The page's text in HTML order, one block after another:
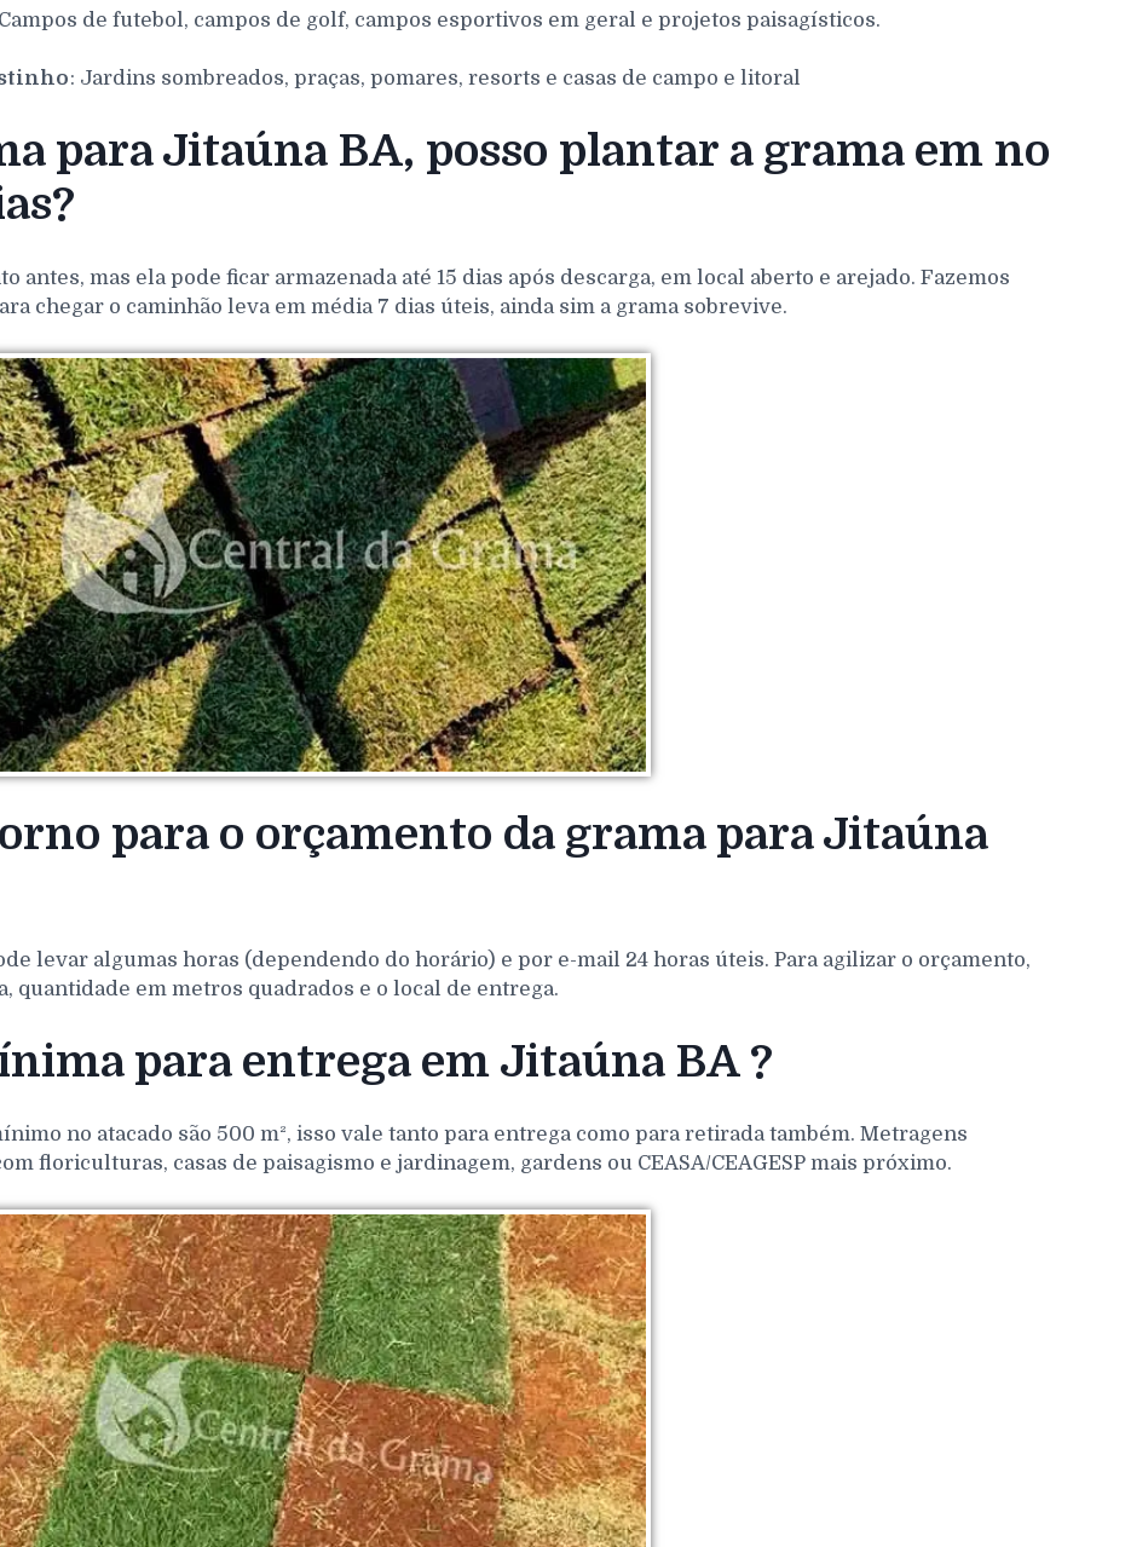
de futebol, campos de golf, campos esportivos em geral e projetos paisagísticos.
: Jardins sombreados, praças, pomares, resorts e casas de campo e litoral
para Jitaúna BA, posso plantar a grama em no
antes, mas ela pode ficar armazenada até 15 dias após descarga, em local aberto e arejado. Fazemos
chegar o caminhão leva em média 7 dias úteis, ainda sim a grama sobrevive.
para o orçamento da grama para Jitaúna
levar algumas horas (dependendo do horário) e por e-mail 24 horas úteis. Para agilizar o orçamento,
quantidade em metros quadrados e o local de entrega.
para entrega em Jitaúna BA ?
no atacado são 500 m², isso vale tanto para entrega como para retirada também. Metragens
floriculturas, casas de paisagismo e jardinagem, gardens ou CEASA/CEAGESP mais próximo.